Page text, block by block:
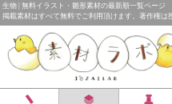
生物 | 無料イラスト・雛形素材の最新順一覧ページ
掲載素材はすべて無料でご利用頂けます。著作権は